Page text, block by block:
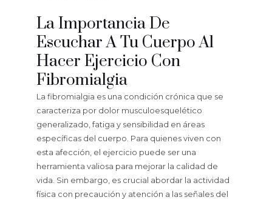
La Importancia De
Escuchar A Tu Cuerpo Al
Hacer Ejercicio Con
Fibromialgia
La fibromialgia es una condición crónica que se
caracteriza por dolor musculoesquelético
generalizado, fatiga y sensibilidad en áreas
específicas del cuerpo. Para quienes viven con
esta afección, el ejercicio puede ser una
herramienta valiosa para mejorar la calidad de
vida. Sin embargo, es crucial abordar la actividad
física con precaución y atención a las señales del